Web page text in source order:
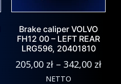
Brake caliper VOLVO
FH12 00 – LEFT REAR
LRG596, 20401810
205,00 zł – 342,00 zł
NETTO